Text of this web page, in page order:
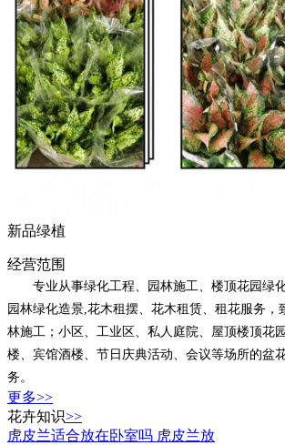
新品绿植
经营范围
专业从事绿化工程、园林施工、楼顶花园绿化
园林绿化造景,花木租摆、花木租赁、租花服务，
林施工；小区、工业区、私人庭院、屋顶楼顶花
楼、宾馆酒楼、节日庆典活动、会议等场所的盆
务。
更多>>
花卉知识>>
虎皮兰适合放在卧室吗 虎皮兰放